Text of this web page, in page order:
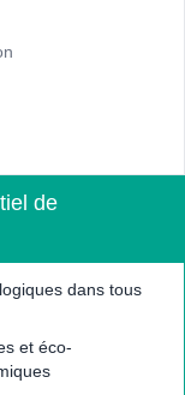
de
dans tous
et éco-